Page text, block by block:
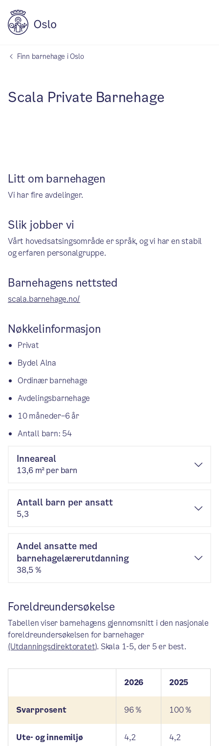
Finn barnehage i Oslo
Scala Private Barnehage
Litt om barnehagen
Vi har fire avdelinger.
Slik jobber vi
Vårt hovedsatsingsområde er språk, og vi har en stabil
og erfaren personalgruppe.
Barnehagens nettsted
scala.barnehage.no/
Nøkkelinformasjon
Privat
Bydel Alna
Ordinær barnehage
Avdelingsbarnehage
10 måneder–6 år
Antall barn: 54
Inneareal
13,6 m² per barn
Antall barn per ansatt
5,3
Andel ansatte med
barnehagelærerutdanning
38,5 %
Foreldreundersøkelse
Tabellen viser barnehagens gjennomsnitt i den nasjonale
foreldreundersøkelsen for barnehager
(Utdanningsdirektoratet). Skala 1-5, der 5 er best.
2026 2025
Svarprosent 96 % 100 %
Ute- og innemiljø 4,2 4,2